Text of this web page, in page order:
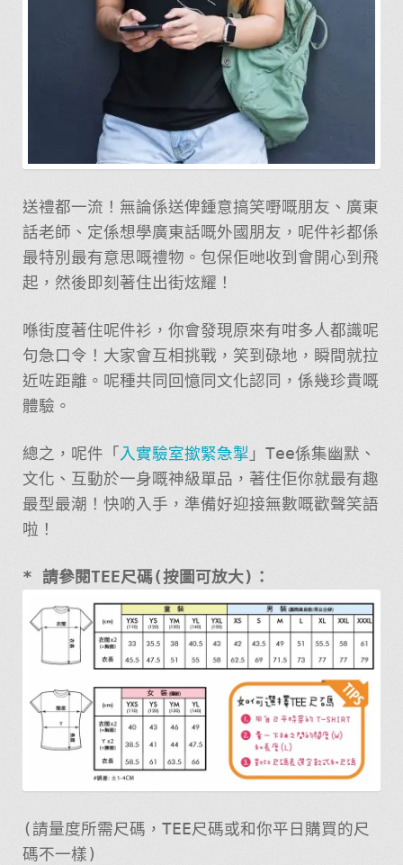
送禮都一流！無論係送俾鍾意搞笑嘢嘅朋友、廣東
話老師、定係想學廣東話嘅外國朋友，呢件衫都係
最特別最有意思嘅禮物。包保佢哋收到會開心到飛
起，然後即刻著住出街炫耀！
喺街度著住呢件衫，你會發現原來有咁多人都識呢
句急口令！大家會互相挑戰，笑到碌地，瞬間就拉
近咗距離。呢種共同回憶同文化認同，係幾珍貴嘅
體驗。
總之，呢件「 入實驗室撳緊急掣 」Tee係集幽默、
文化、互動於一身嘅神級單品，著住佢你就最有趣
最型最潮！快啲入手，準備好迎接無數嘅歡聲笑語
啦！
* 請參閱TEE尺碼(按圖可放大)：
(請量度所需尺碼，TEE尺碼或和你平日購買的尺
碼不一樣)